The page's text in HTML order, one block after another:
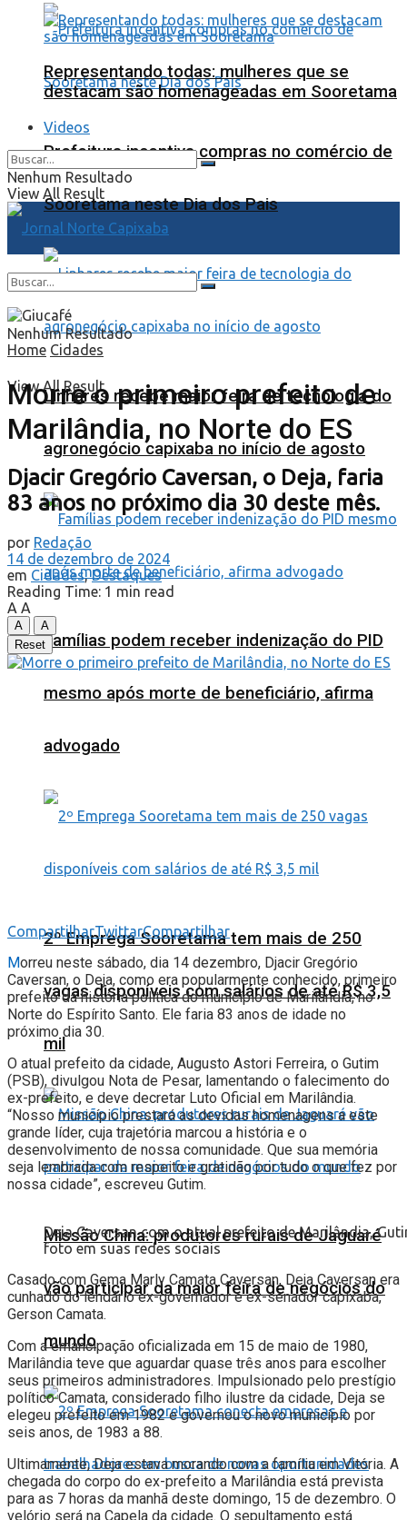
Prefeitura incentiva compras no comércio de
Sooretama neste Dia dos Pais
Linhares recebe maior feira de tecnologia do
agronegócio capixaba no início de agosto
Famílias podem receber indenização do PID
mesmo após morte de beneficiário, afirma
advogado
2º Emprega Sooretama tem mais de 250
vagas disponíveis com salários de até R$ 3,5
mil
Missão China: produtores rurais de Jaguaré
vão participar da maior feira de negócios do
mundo
Representando todas: mulheres que se
destacam são homenageadas em Sooretama
Videos
Nenhum Resultado
View All Result
Nenhum Resultado
View All Result
Home Cidades
Morre o primeiro prefeito de
Marilândia, no Norte do ES
Djacir Gregório Caversan, o Deja, faria
83 anos no próximo dia 30 deste mês.
por Redação
14 de dezembro de 2024
em Cidades,Destaques
Reading Time: 1 min read
A A
A
A
Reset
CompartilharTwittarCompartilhar
Morreu neste sábado, dia 14 dezembro, Djacir Gregório
Caversan, o Deja, como era popularmente conhecido, primeiro
prefeito da história política do município de Marilândia, no
Norte do Espírito Santo. Ele faria 83 anos de idade no
próximo dia 30.
O atual prefeito da cidade, Augusto Astori Ferreira, o Gutim
(PSB), divulgou Nota de Pesar, lamentando o falecimento do
ex-prefeito, e deve decretar Luto Oficial em Marilândia.
“Nosso município prestará as devidas homenagens a este
grande líder, cuja trajetória marcou a história e o
desenvolvimento de nossa comunidade. Que sua memória
seja lembrada com respeito e gratidão por tudo o que fez por
nossa cidade”, escreveu Gutim.
Deja Caversan com o atual prefeito de Marilândia,
foto em suas redes sociais
Casado com Gema Marly Camata Caversan, Deja Caversan era
cunhado do lendário ex-governador e ex-senador capixaba,
Gerson Camata.
Com a emancipação oficializada em 15 de maio de 1980,
Marilândia teve que aguardar quase três anos para escolher
seus primeiros administradores. Impulsionado pelo prestígio
político Camata, considerado filho ilustre da cidade, Deja se
elegeu prefeito em 1982 e governou o novo município por
seis anos, de 1983 a 88.
Ultimamente, Deja estava morando com a família em Vitória. A
chegada do corpo do ex-prefeito a Marilândia está prevista
para as 7 horas da manhã deste domingo, 15 de dezembro. O
velório será na Capela da cidade. O sepultamento está